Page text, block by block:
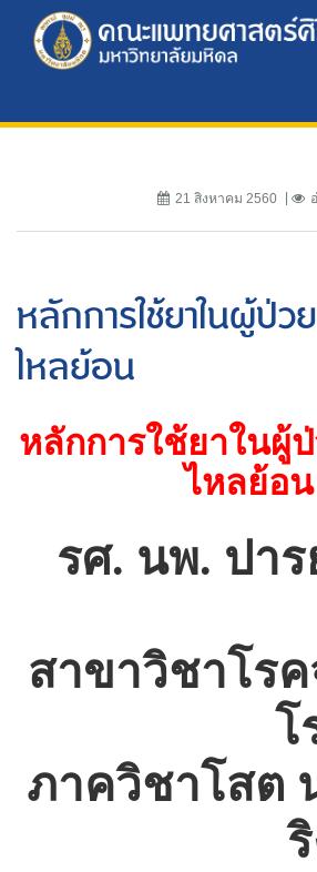
21 สิงหาคม 2560
หลักการใช้ยาในผู้ป่ว
ไหลย้อน
หลักการใช้ยาในผู้
ไหลย้อน
รศ. นพ. ปาร
สาขาวิชาโร
โ
ภาควิชาโสต